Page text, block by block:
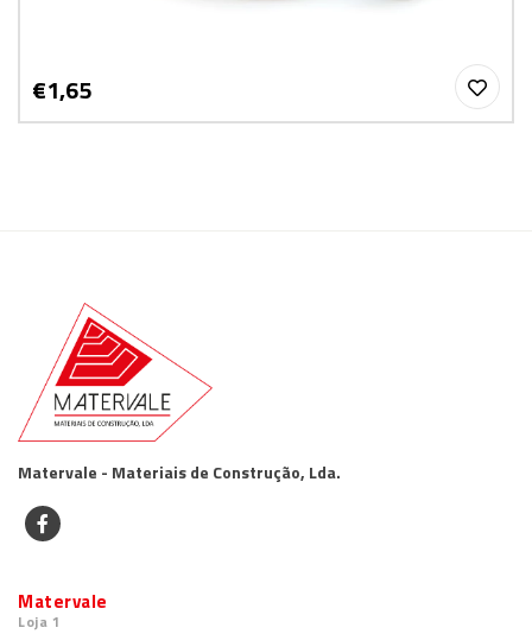
€1,65
Matervale - Materiais de Construção, Lda.
Matervale
Loja 1